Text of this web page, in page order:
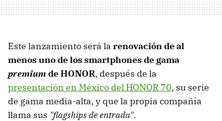
Este lanzamiento será la renovación de al
menos uno de los smartphones de gama
premiumde HONOR, después de la
presentación en México del HONOR 70, su serie
de gama media-alta, y que la propia compañía
llama sus "flagships de entrada".